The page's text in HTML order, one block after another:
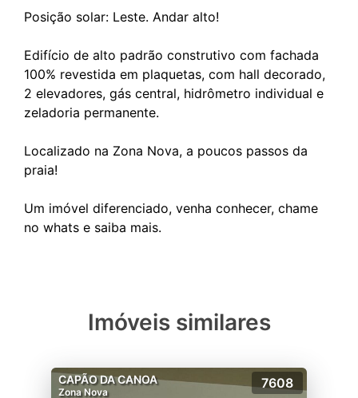
Posição solar: Leste. Andar alto!
Edifício de alto padrão construtivo com fachada
100% revestida em plaquetas, com hall decorado,
2 elevadores, gás central, hidrômetro individual e
zeladoria permanente.
Localizado na Zona Nova, a poucos passos da
praia!
Um imóvel diferenciado, venha conhecer, chame
Imóveis similares
CAPÃO DA CANOA
Zona Nova
7608